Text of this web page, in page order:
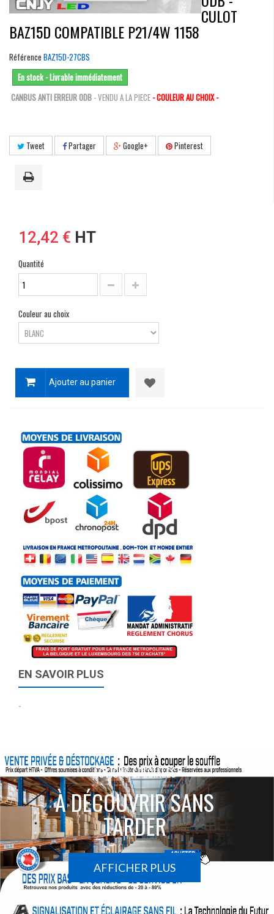
CULOT
BAZ15D COMPATIBLE P21/4W 1158
Référence BAZ15D-27CBS
En stock - Livrable immédiatement
CANBUS ANTI ERREUR ODB - VENDU A LA PIECE - COULEUR AU CHOIX -
Tweet Partager Google+ Pinterest
12,42 € HT
Quantité
Couleur au choix
Ajouter au panier
EN SAVOIR PLUS
-
ACTIONS SPÉCIALES
À DÉCOUVRIR SANS
TARDER
AFFICHER PLUS